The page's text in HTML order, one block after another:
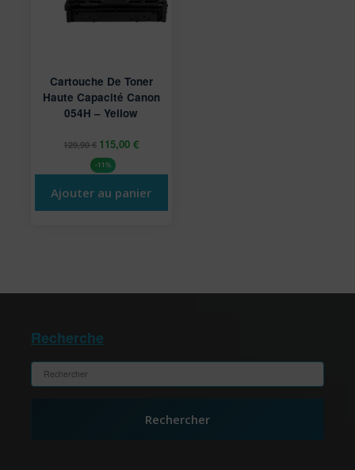
Cartouche De Toner
Haute Capacité Canon
054H – Yellow
129,90€ 115,00€
-11%
Ajouter au panier
Recherche
Rechercher